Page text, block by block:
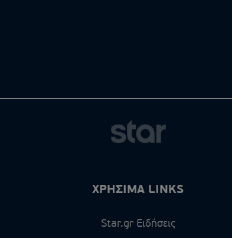
ΧΡΗΣΙΜΑ LINKS
Star.gr Ειδήσεις